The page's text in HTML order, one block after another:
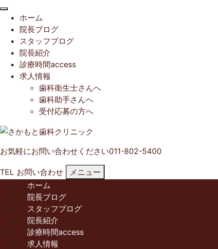
ホーム
院長ブログ
スタッフブログ
院長紹介
診療時間access
求人情報
歯科衛生士さんへ
歯科助手さんへ
受付応募の方へ
お気軽にお問い合わせください011-802-5400
TEL お問い合わせ
メニュー
ホーム
院長ブログ
スタッフブログ
院長紹介
診療時間access
求人情報